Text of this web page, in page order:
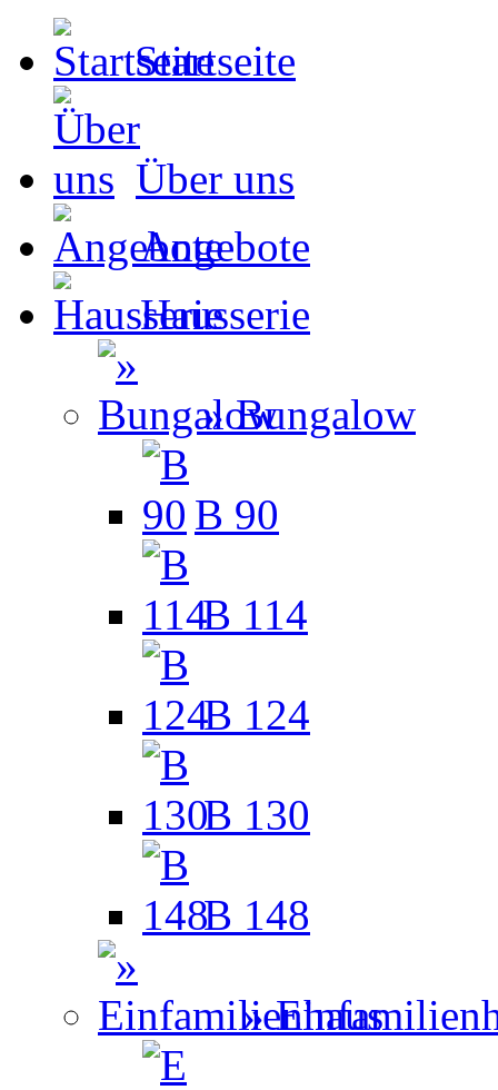
Startseite
Über uns
Angebote
Hausserie
» Bungalow
B 90
B 114
B 124
B 130
B 148
»